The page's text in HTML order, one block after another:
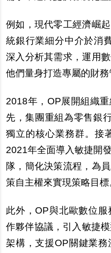
例如，現代零工經濟崛
統銀行業細分中介於消
深入分析其需求，運用
他們量身打造專屬的財務
2018年，OP展開組織
先，集團重組為零售銀
獨立的核心業務群。接
2021年全面導入敏捷開
隊，簡化決策流程，為
策自主權來實現策略目標
此外，OP與北歐數位
作夥伴協議，引入敏捷
架構，支援OP關鍵業